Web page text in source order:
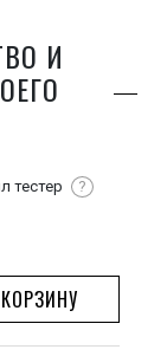
И
тестер ?